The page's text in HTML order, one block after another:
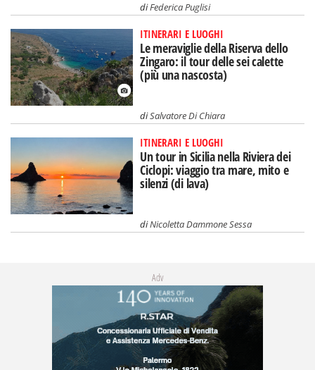
diFederica Puglisi
ITINERARI E LUOGHI
Le meraviglie della Riserva dello
Zingaro: il tour delle sei calette
(più una nascosta)
diSalvatore Di Chiara
ITINERARI E LUOGHI
Un tour in Sicilia nella Riviera dei
Ciclopi: viaggio tra mare, mito e
silenzi (di lava)
diNicoletta Dammone Sessa
Adv